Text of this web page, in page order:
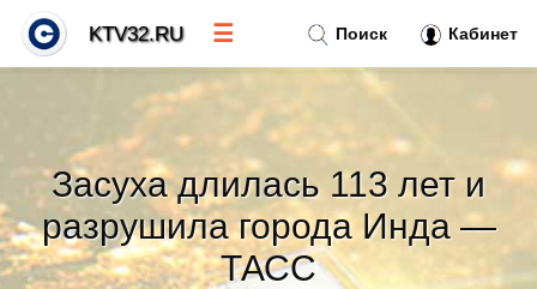
Засуха длилась 113 лет и
разрушила города Инда —
ТАСС
Поиск Кабинет
KTV32.RU ☰
Тренды новостей »
Рубрики»